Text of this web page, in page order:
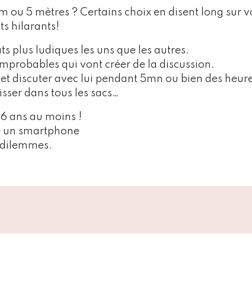
ou 5 mètres ? Certains choix en disent long sur
hilarants!
plus ludiques les uns que les autres.
qui vont créer de la discussion.
discuter avec lui pendant 5mn ou bien des
dans tous les sacs…
ans au moins !
un smartphone